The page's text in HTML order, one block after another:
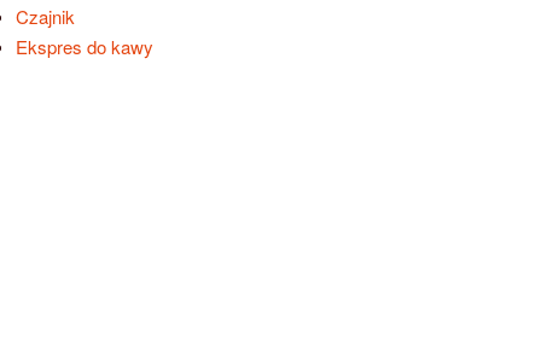
Czajnik
Ekspres do kawy